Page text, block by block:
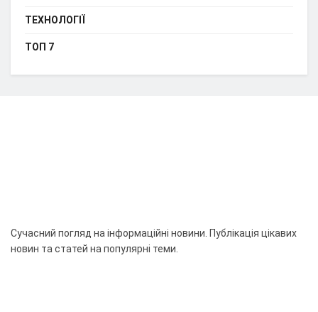
ТЕХНОЛОГІЇ
ТОП 7
Сучасний погляд на інформаційні новини. Публікація цікавих
новин та статей на популярні теми.